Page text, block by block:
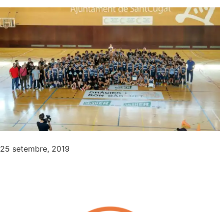
25 setembre, 2019